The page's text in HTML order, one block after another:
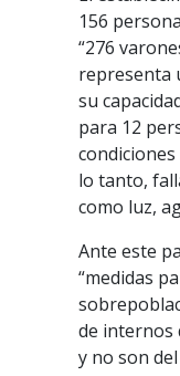
156
“276
representa
su
para 12
lo tanto,
como luz,
Ante este
“medidas
de internos
y no son